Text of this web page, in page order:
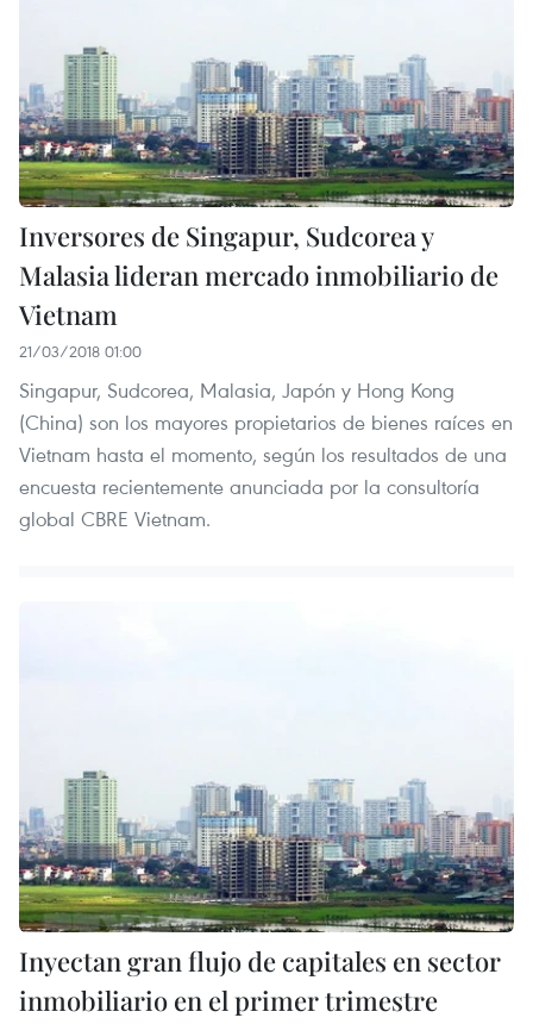
Inversores de Singapur, Sudcorea y
Malasia lideran mercado inmobiliario de
Vietnam
21/03/2018 01:00
Singapur, Sudcorea, Malasia, Japón y Hong Kong
(China) son los mayores propietarios de bienes raíces en
Vietnam hasta el momento, según los resultados de una
encuesta recientemente anunciada por la consultoría
global CBRE Vietnam.
Inyectan gran flujo de capitales en sector
inmobiliario en el primer trimestre